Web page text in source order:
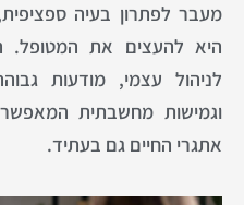
מעבר לפתרון בעיה
היא להעצים את המטופל.
לניהול עצמי, מודעות
וגמישות מחשבתית
אתגרי החיים גם בעתיד.